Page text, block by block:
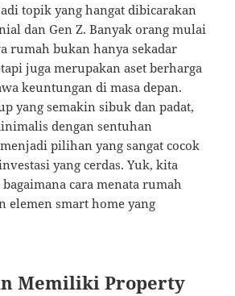
topik yang hangat dibicarakan
dan Gen Z. Banyak orang mulai
rumah bukan hanya sekadar
juga merupakan aset berharga
keuntungan di masa depan.
yang semakin sibuk dan padat,
dengan sentuhan
pilihan yang sangat cocok
yang cerdas. Yuk, kita
cara menata rumah
elemen smart home yang
Memiliki Property